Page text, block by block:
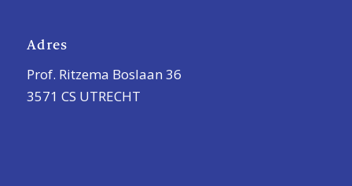
Adres
Prof. Ritzema Boslaan 36
3571 CS UTRECHT